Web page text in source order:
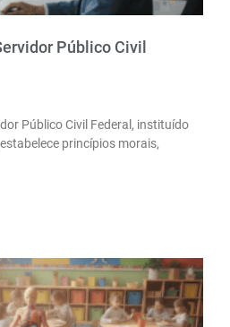
Público Civil
Público Civil Federal, instituído
princípios morais,